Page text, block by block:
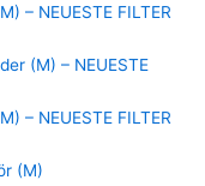
– NEUESTE FILTER
(M) – NEUESTE
– NEUESTE FILTER
(M)